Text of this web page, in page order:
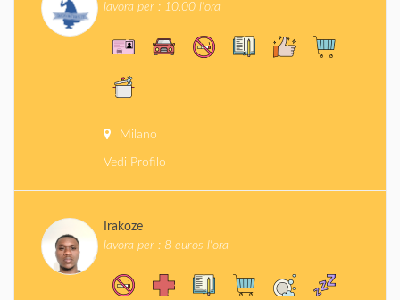
lavora per : 10.00 l'ora
Milano
Vedi Profilo
Irakoze
lavora per : 8 euros l'ora